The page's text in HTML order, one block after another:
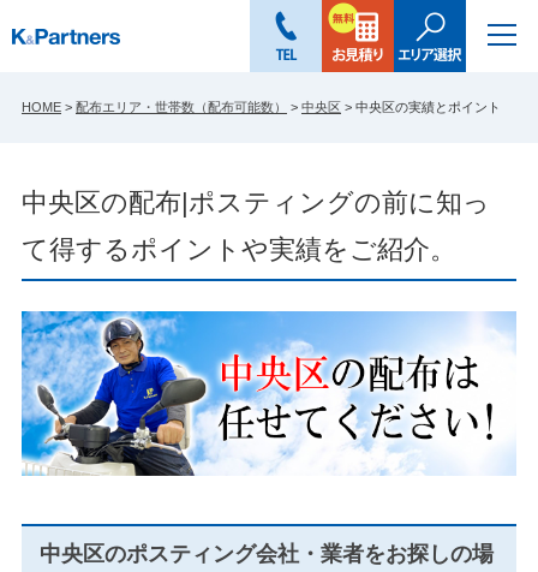
HOME > 配布エリア・世帯数（配布可能数） > 中央区 > 中央区の実績とポイント
中央区の配布|ポスティングの前に知っ
て得するポイントや実績をご紹介。
中央区のポスティング会社・業者をお探しの場